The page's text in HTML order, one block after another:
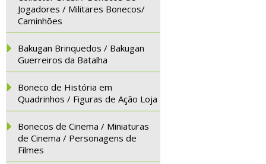
Jogadores / Militares Bonecos/
Caminhões
Bakugan Brinquedos / Bakugan
Guerreiros da Batalha
Boneco de História em
Quadrinhos / Figuras de Ação Loja
Bonecos de Cinema / Miniaturas
de Cinema / Personagens de
Filmes